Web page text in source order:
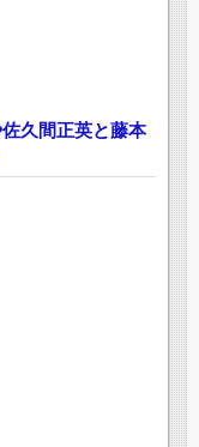
久間正英と藤本